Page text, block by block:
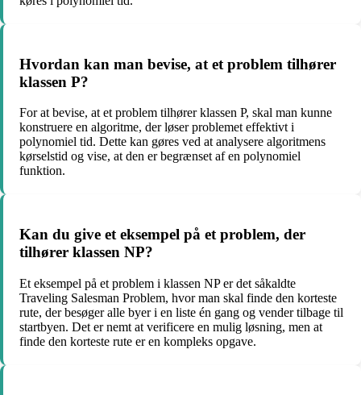
Hvordan kan man bevise, at et problem tilhører
klassen P?
For at bevise, at et problem tilhører klassen P, skal man kunne
konstruere en algoritme, der løser problemet effektivt i
polynomiel tid. Dette kan gøres ved at analysere algoritmens
kørselstid og vise, at den er begrænset af en polynomiel
funktion.
Kan du give et eksempel på et problem, der
tilhører klassen NP?
Et eksempel på et problem i klassen NP er det såkaldte
Traveling Salesman Problem, hvor man skal finde den korteste
rute, der besøger alle byer i en liste én gang og vender tilbage til
startbyen. Det er nemt at verificere en mulig løsning, men at
finde den korteste rute er en kompleks opgave.